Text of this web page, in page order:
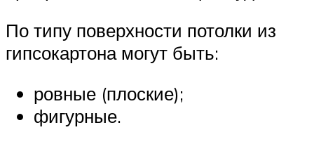
По типу поверхности потолки из
гипсокартона могут быть:
ровные (плоские);
фигурные.